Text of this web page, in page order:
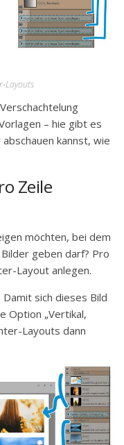
Layouts
– hie gibt es
kannst, wie
Zeile
möchten, bei dem
geben darf? Pro
Layout anlegen.
sich dieses Bild
Option „Vertikal,
Layouts dann